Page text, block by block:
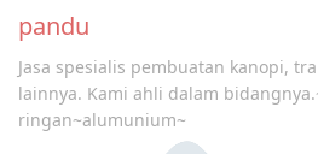
pandu
Jasa spesialis pembuatan kanopi,
lainnya. Kami ahli dalam
ringan~alumunium~